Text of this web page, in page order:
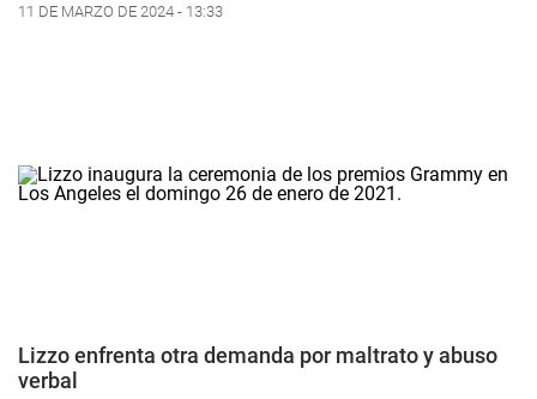
11 DE MARZO DE 2024 - 13:33
Lizzo enfrenta otra demanda por maltrato y abuso
verbal